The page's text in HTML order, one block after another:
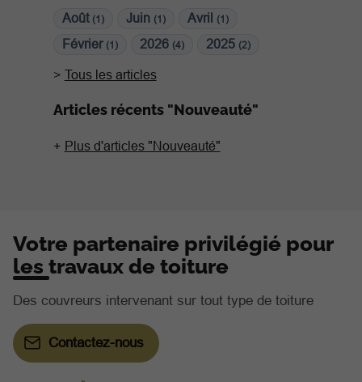
Août (1) Juin (1) Avril (1)
Février (1) 2026 (4) 2025 (2)
Tous les articles
Articles récents "Nouveauté"
Plus d'articles "Nouveauté"
Votre partenaire privilégié pour
les travaux de toiture
Des couvreurs intervenant sur tout type de toiture
Contactez-nous